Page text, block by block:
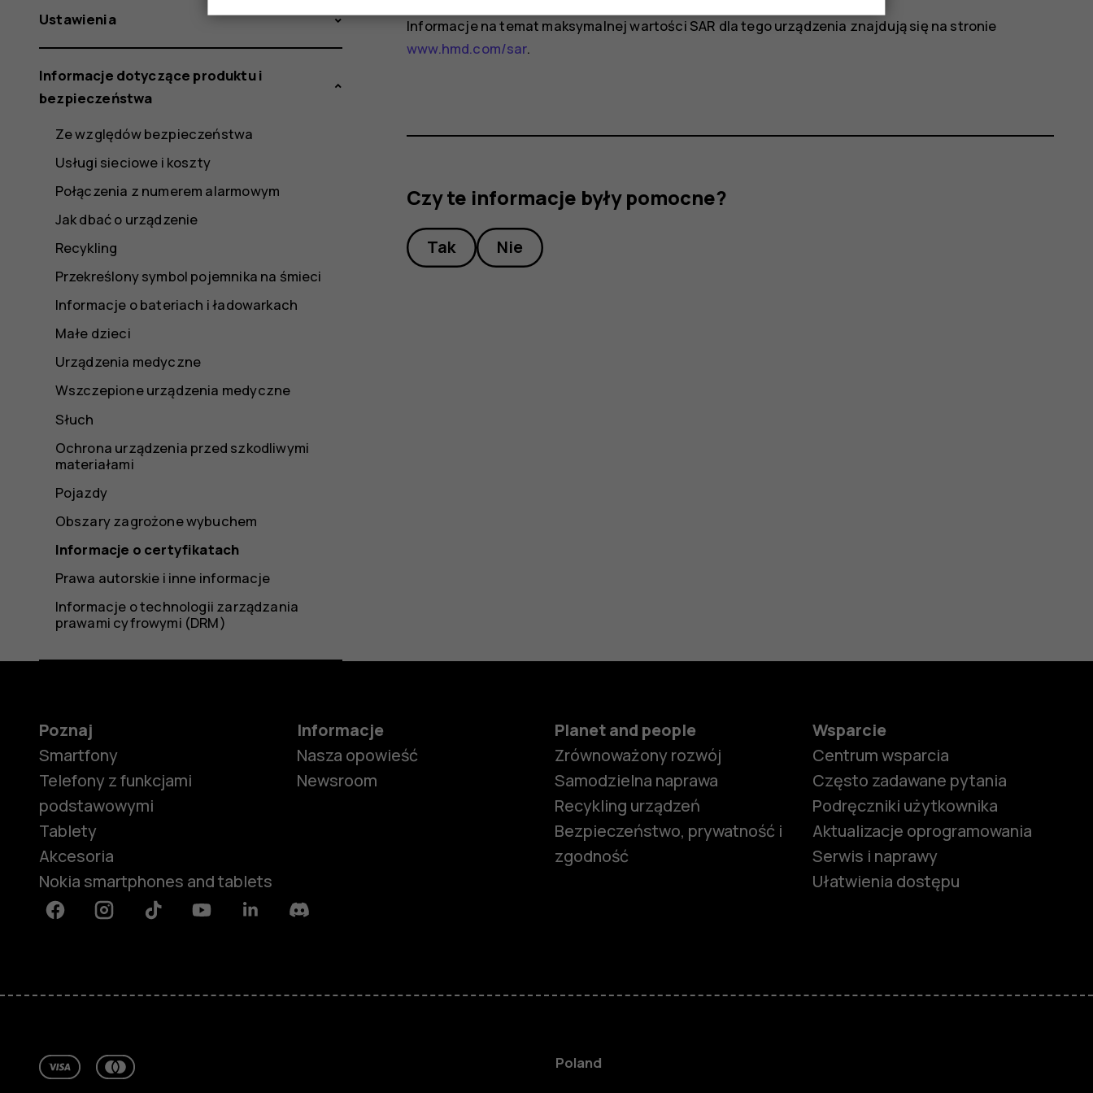
podstawowymi
Akcesoria
Informacje
Informacje na temat maksymalnej wartości SAR dla tego urządzenia znajdują się na stronie
www.hmd.com/sar.
Czy te informacje były pomocne?
Tak Nie
Ustawienia
Informacje dotyczące produktu i
bezpieczeństwa
Ze względów bezpieczeństwa
Usługi sieciowe i koszty
Połączenia z numerem alarmowym
Jak dbać o urządzenie
Recykling
Przekreślony symbol pojemnika na śmieci
Informacje o bateriach i ładowarkach
Małe dzieci
Urządzenia medyczne
Wszczepione urządzenia medyczne
Słuch
Ochrona urządzenia przed szkodliwymi
materiałami
Pojazdy
Obszary zagrożone wybuchem
Informacje o certyfikatach
Prawa autorskie i inne informacje
Informacje o technologii zarządzania
prawami cyfrowymi (DRM)
Poznaj
Smartfony
Telefony z funkcjami
podstawowymi
Tablety
Akcesoria
Nokia smartphones and tablets
Informacje
Nasza opowieść
Newsroom
Planet and people
Zrównoważony rozwój
Samodzielna naprawa
Recykling urządzeń
Bezpieczeństwo, prywatność i
zgodność
Wsparcie
Centrum wsparcia
Często zadawane pytania
Podręczniki użytkownika
Aktualizacje oprogramowania
Serwis i naprawy
Ułatwienia dostępu
FacebookInstagramTiktok YoutubeLinkedinDiscord
Poland